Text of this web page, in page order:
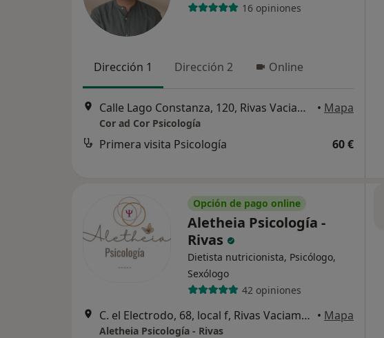
16 opiniones
Dirección 1 Dirección 2 Online
Calle Lago Constanza, 120, Rivas Vaciamadrid • Mapa
Cor ad Cor Psicología
Primera visita Psicología 60 €
Opción de pago online
Aletheia Psicología -
Rivas
Dietista nutricionista, Psicólogo,
Sexólogo
42 opiniones
C. el Electrodo, 68, local f, Rivas Vaciamadrid • Mapa
Aletheia Psicología - Rivas